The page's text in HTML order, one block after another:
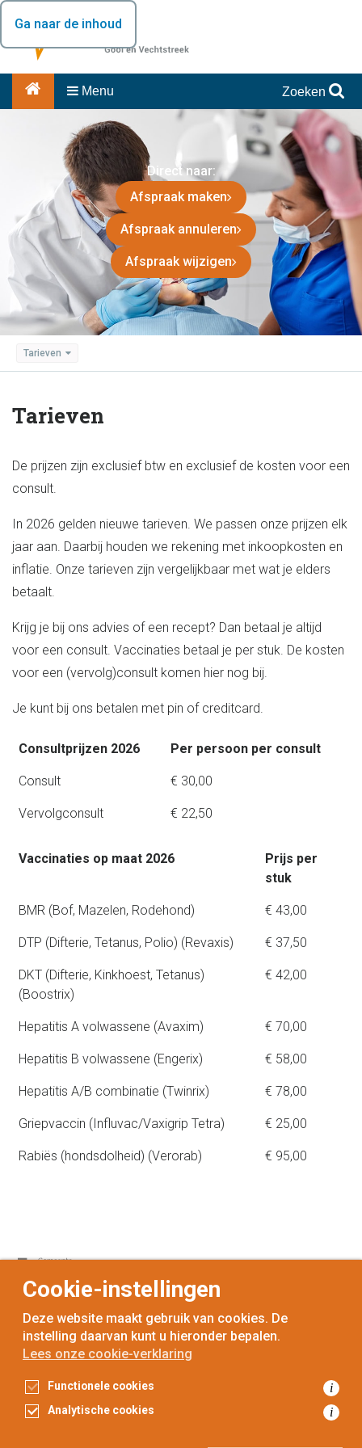
Ga naar de inhoud
Menu Zoeken
Direct naar:
Afspraak maken
Afspraak annuleren
Afspraak wijzigen
Tarieven
Tarieven
De prijzen zijn exclusief btw en exclusief de kosten voor een
consult.
In 2026 gelden nieuwe tarieven. We passen onze prijzen elk
jaar aan. Daarbij houden we rekening met inkoopkosten en
inflatie. Onze tarieven zijn vergelijkbaar met wat je elders
betaalt.
Krijg je bij ons advies of een recept? Dan betaal je altijd
voor een consult. Vaccinaties betaal je per stuk. De kosten
voor een (vervolg)consult komen hier nog bij.
Je kunt bij ons betalen met pin of creditcard.
Consultprijzen 2026 Per persoon per consult
Consult € 30,00
Vervolgconsult € 22,50
Vaccinaties op maat 2026
Prijs per
stuk
BMR (Bof, Mazelen, Rodehond) € 43,00
DTP (Difterie, Tetanus, Polio) (Revaxis) € 37,50
DKT (Difterie, Kinkhoest, Tetanus)
(Boostrix)
€ 42,00
Hepatitis A volwassene (Avaxim) € 70,00
Hepatitis B volwassene (Engerix) € 58,00
Hepatitis A/B combinatie (Twinrix) € 78,00
Griepvaccin (Influvac/Vaxigrip Tetra) € 25,00
Rabiës (hondsdolheid) (Verorab) € 95,00
voorinwoners,metgemeenten
Toegankelijkheidsverklaring
Gegevensbescherming
Cookie-instellingen
Deze website maakt gebruik van cookies. De
instelling daarvan kunt u hieronder bepalen.
Lees onze cookie-verklaring
Functionele cookies i
Analytische cookies i